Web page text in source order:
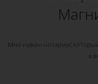
Мне нужен нотариус
в